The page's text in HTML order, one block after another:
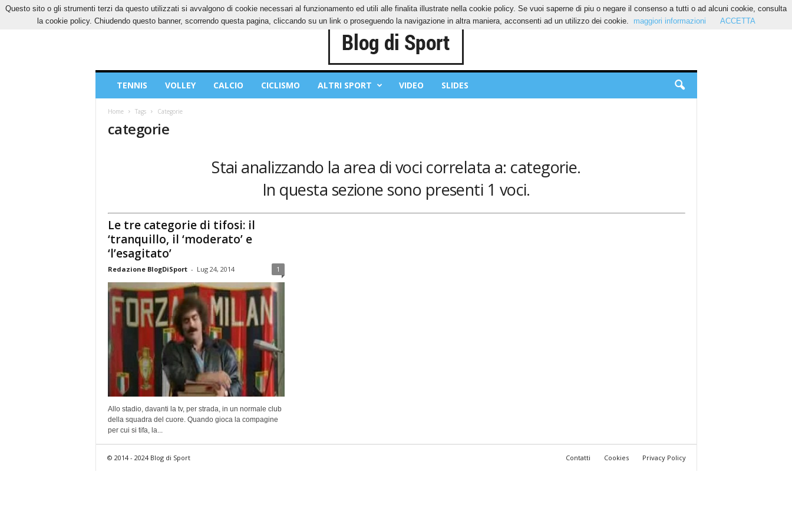
VENERDÌ, 7 AGOSTO 2026 CONTATTI COOKIES PRIVACY POLICY
Sport
TENNIS VOLLEY CALCIO CICLISMO ALTRI SPORT VIDEO SLIDES
Home Tags Categorie
categorie
Stai analizzando la area di voci correlata a: categorie.
In questa sezione sono presenti 1 voci.
Le tre categorie di tifosi: il
‘tranquillo, il ‘moderato’ e
‘l’esagitato’
Redazione BlogDiSport - Lug 24, 2014 1
Allo stadio, davanti la tv, per strada, in un normale club
della squadra del cuore. Quando gioca la compagine
per cui si tifa, la...
Contatti Cookies Privacy Policy
© 2014 - 2024 Blog di Sport
Questo sito o gli strumenti terzi da questo utilizzati si avvalgono di cookie necessari al funzionamento ed utili alle finalita illustrate nella cookie policy. Se vuoi saperne di piu o negare il consenso a tutti o ad alcuni cookie, consulta
la cookie policy. Chiudendo questo banner, scorrendo questa pagina, cliccando su un link o proseguendo la navigazione in altra maniera, acconsenti ad un utilizzo dei cookie.
maggiori informazioni ACCETTA